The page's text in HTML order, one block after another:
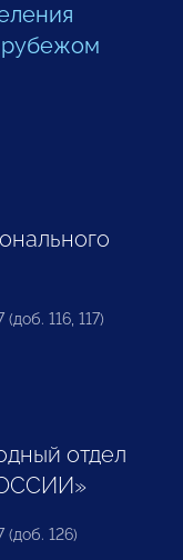
рубежом
(доб. 116, 117)
отдел
(доб. 126)